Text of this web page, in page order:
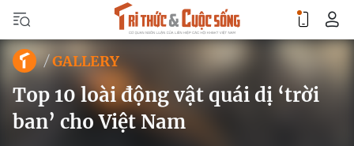
GALLERY
Top 10 loài động vật quái dị ‘trời
ban’ cho Việt Nam